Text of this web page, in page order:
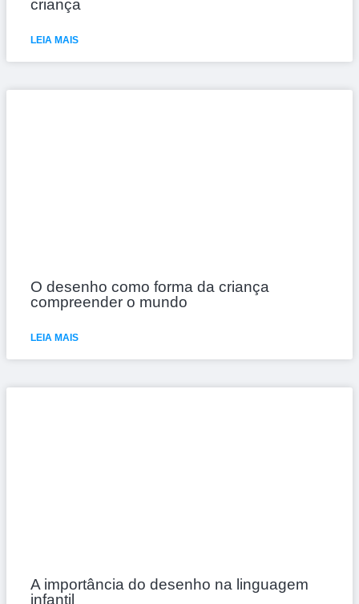
criança
LEIA MAIS
O desenho como forma da criança
compreender o mundo
LEIA MAIS
A importância do desenho na linguagem
infantil